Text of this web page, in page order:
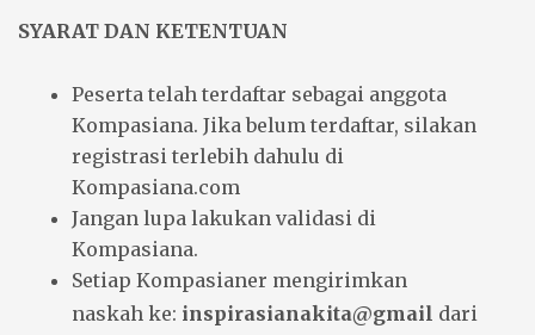
SYARAT DAN KETENTUAN
Peserta telah terdaftar sebagai anggota
Kompasiana. Jika belum terdaftar, silakan
registrasi terlebih dahulu di
Kompasiana.com
Jangan lupa lakukan validasi di
Kompasiana.
Setiap Kompasianer mengirimkan
naskah ke: inspirasianakita@gmail dari